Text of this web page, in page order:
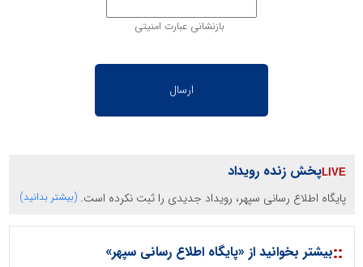
بازنشانی عبارت امنیتی
پخش زنده رویداد
پایگاه اطلاع رسانی سپهر، رویداد جدیدی را ثبت نکرده است. (بیشتر بدانید)
::بیشتر بخوانید از «پایگاه اطلاع رسانی سپهر»